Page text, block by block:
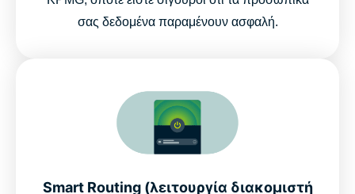
σας δεδομένα παραμένουν ασφαλή.
Smart Routing (λειτουργία διακομιστή